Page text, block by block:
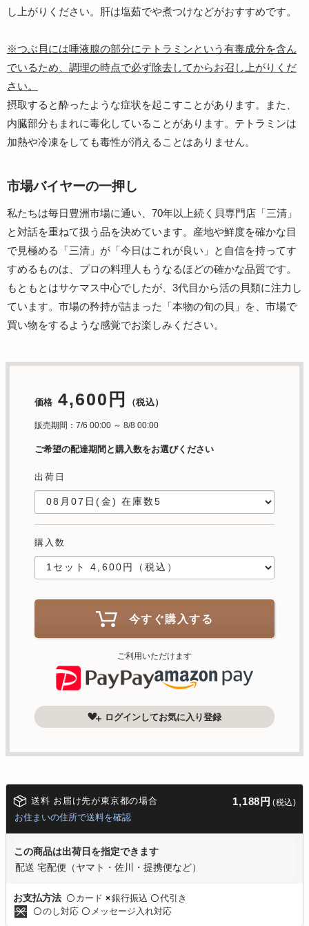
し上がりください。肝は塩茹でや煮つけなどがおすすめです。
※つぶ貝には唾液腺の部分にテトラミンという有毒成分を含ん
でいるため、調理の時点で必ず除去してからお召し上がりくだ
さい。
摂取すると酔ったような症状を起こすことがあります。また、
内臓部分もまれに毒化していることがあります。テトラミンは
加熱や冷凍をしても毒性が消えることはありません。
市場バイヤーの一押し
私たちは毎日豊洲市場に通い、70年以上続く貝専門店「三清」
と対話を重ねて扱う品を決めています。産地や鮮度を確かな目
で見極める「三清」が「今日はこれが良い」と自信を持ってす
すめるものは、プロの料理人もうなるほどの確かな品質です。
もともとはサケマス中心でしたが、3代目から活の貝類に注力し
ています。市場の矜持が詰まった「本物の旬の貝」を、市場で
買い物をするような感覚でお楽しみください。
価格 4,600円 （税込）
販売期間：7/6 00:00 ～ 8/8 00:00
ご希望の配達期間と購入数をお選びください
出荷日
購入数
今すぐ購入する
ご利用いただけます
ログインしてお気に入り登録
送料 お届け先が東京都の場合 1,188円 (税込)
お住まいの住所で送料を確認
この商品は出荷日を指定できます
配送 宅配便（ヤマト・佐川・提携便など）
お支払方法 〇 カード ×銀行振込 〇代引き
〇のし対応 〇 メッセージ入れ対応